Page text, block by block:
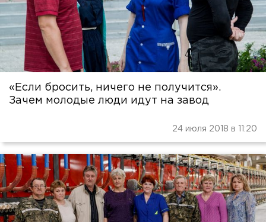
«Если бросить, ничего не получится».
Зачем молодые люди идут на завод
24 июля 2018 в 11:20